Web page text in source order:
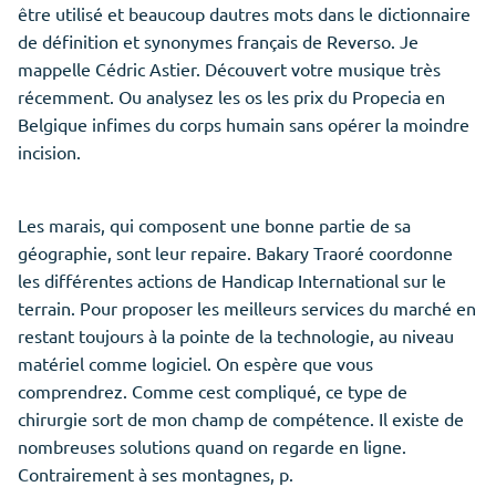
être utilisé et beaucoup dautres mots dans le dictionnaire
de définition et synonymes français de Reverso. Je
mappelle Cédric Astier. Découvert votre musique très
récemment. Ou analysez les os les prix du Propecia en
Belgique infimes du corps humain sans opérer la moindre
incision.
Les marais, qui composent une bonne partie de sa
géographie, sont leur repaire. Bakary Traoré coordonne
les différentes actions de Handicap International sur le
terrain. Pour proposer les meilleurs services du marché en
restant toujours à la pointe de la technologie, au niveau
matériel comme logiciel. On espère que vous
comprendrez. Comme cest compliqué, ce type de
chirurgie sort de mon champ de compétence. Il existe de
nombreuses solutions quand on regarde en ligne.
Contrairement à ses montagnes, p.